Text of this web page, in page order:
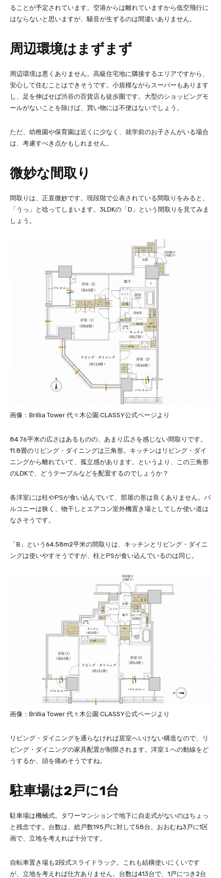
ることが予定されています。空港からは離れていますから低空飛行に
はならないと思いますが、騒音が生ずるのは間違いありません。
周辺環境はまずまず
周辺環境は悪くありません。高級住宅地に隣接するエリアですから、
安心して住むことはできそうです。小規模ながらスーパーもあります
し、足を伸ばせば渋谷の百貨店も徒歩圏です。大型のショッピングモ
ールがないことを除けば、買い物には不便はないでしょう。
ただ、幼稚園や保育園は近くに少なく、就学前のお子さんがいる場合
は、考慮すべき点かもしれません。
微妙な間取り
間取りは、正直微妙です。現段階で公表されている間取りをみると、
「うっ」と唸ってしまいます。3LDKの「D」という間取りを見てみま
しょう。
画像：Brillia Tower 代々木公園 CLASSY公式ページより
84.76平米の広さはあるものの、あまり広さを感じない間取りです。
11.8畳のリビング・ダイニングは三角形。キッチンはリビング・ダイ
ニングから離れていて、孤立感があります。というより、この三角形
のLDKで、どうテーブルなどを配置するのでしょうか？
各洋室には柱やPSが食い込んでいて、部屋の形は良くありません。バ
ルコニーは狭く、物干しとエアコン室外機置き場としてしか使い道は
なさそうです。
「B」という64.58m2平米の間取りは、キッチンとリビング・ダイニ
ングは使いやすそうですが、柱とPSが食い込んでいるのは同じ。
画像：Brillia Tower 代々木公園 CLASSY公式ページより
リビング・ダイニングを通らなければ居室へいけない構造なので、リ
ビング・ダイニングの家具配置が制限されます。洋室１への動線をど
うするか、頭を痛めそうですね。
駐車場は2戸に1台
駐車場は機械式。タワーマンションで地下に自走式がないのはちょっ
と残念です。台数は、総戸数195戸に対して58台。おおむね3戸に1区
画で、立地を考えれば十分です。
自転車置き場も2段式スライドラック。これも結構使いにくいです
が、立地を考えれば仕方ありません。台数は413台で、1戸につき2台